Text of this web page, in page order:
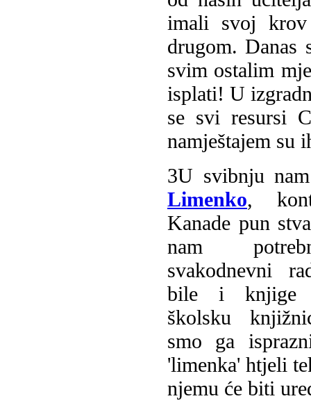
imali svoj
drugom.
svim ostalim
isplati! U
se svi resursi
namještajem su
3U svibnju
Limenko,
Kanade pun
nam
svakodnevni
bile i knjige
školsku
smo ga
'limenka' htjeli
njemu će biti